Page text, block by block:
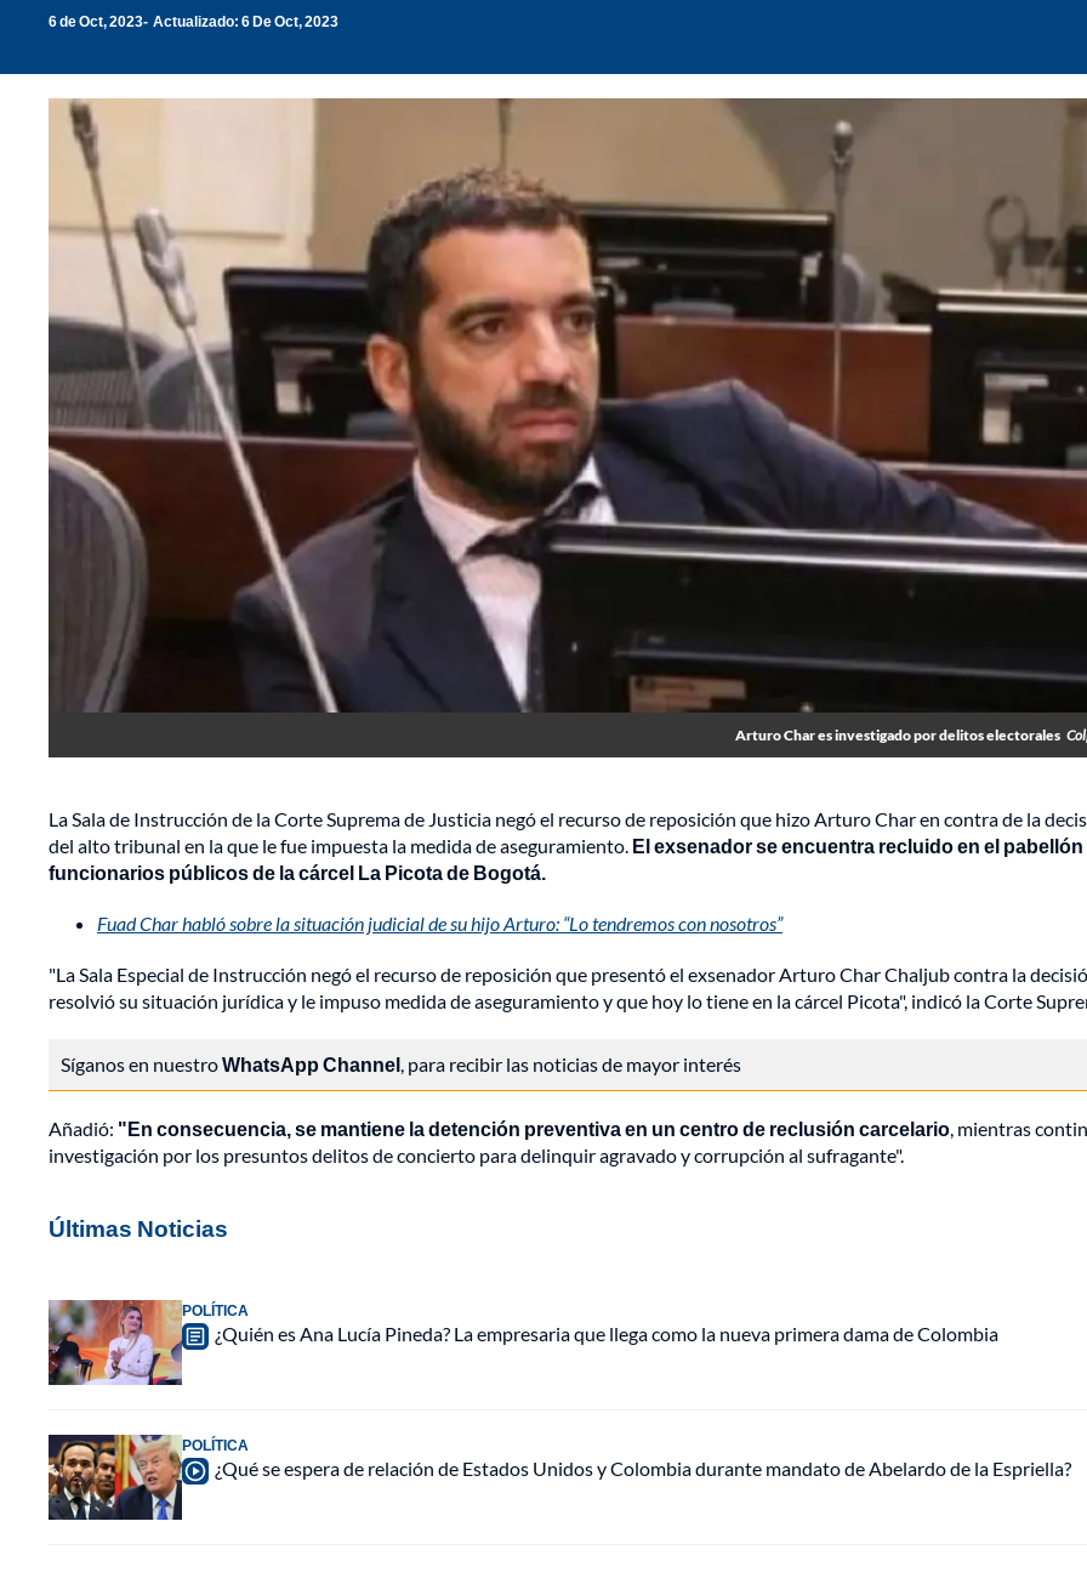
6 de Oct, 2023 Actualizado: 6 De Oct, 2023
Arturo Char es investigado por delitos electorales
La Sala de Instrucción de la Corte Suprema de Justicia negó el recurso de reposición que hizo Arturo Char en contra de la
del alto tribunal en la que le fue impuesta la medida de aseguramiento. El exsenador se encuentra recluido en el pabellón
funcionarios públicos de la cárcel La Picota de Bogotá.
Fuad Char habló sobre la situación judicial de su hijo Arturo: “Lo tendremos con nosotros”
"La Sala Especial de Instrucción negó el recurso de reposición que presentó el exsenador Arturo Char Chaljub contra la
resolvió su situación jurídica y le impuso medida de aseguramiento y que hoy lo tiene en la cárcel Picota", indicó la Corte
Síganos en nuestroWhatsApp Channel, para recibir las noticias de mayor interés
Añadió: "En consecuencia, se mantiene la detención preventiva en un centro de reclusión carcelario, mientras
investigación por los presuntos delitos de concierto para delinquir agravado y corrupción al sufragante".
Últimas Noticias
POLÍTICA
¿Quién es Ana Lucía Pineda? La empresaria que llega como la nueva primera dama de Colombia
POLÍTICA
¿Qué se espera de relación de Estados Unidos y Colombia durante mandato de Abelardo de la Espriella?